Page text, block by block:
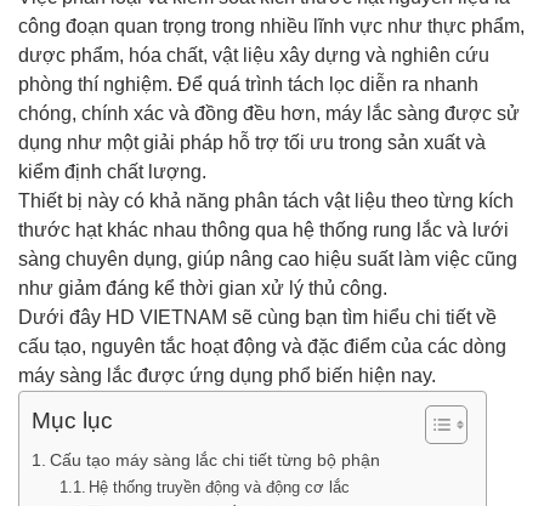
công đoạn quan trọng trong nhiều lĩnh vực như thực phẩm,
dược phẩm, hóa chất, vật liệu xây dựng và nghiên cứu
phòng thí nghiệm. Để quá trình tách lọc diễn ra nhanh
chóng, chính xác và đồng đều hơn, máy lắc sàng được sử
dụng như một giải pháp hỗ trợ tối ưu trong sản xuất và
kiểm định chất lượng.
Thiết bị này có khả năng phân tách vật liệu theo từng kích
thước hạt khác nhau thông qua hệ thống rung lắc và lưới
sàng chuyên dụng, giúp nâng cao hiệu suất làm việc cũng
như giảm đáng kể thời gian xử lý thủ công.
Dưới đây HD VIETNAM sẽ cùng bạn tìm hiểu chi tiết về
cấu tạo, nguyên tắc hoạt động và đặc điểm của các dòng
máy sàng lắc được ứng dụng phổ biến hiện nay.
Mục lục
Cấu tạo máy sàng lắc chi tiết từng bộ phận
Hệ thống truyền động và động cơ lắc